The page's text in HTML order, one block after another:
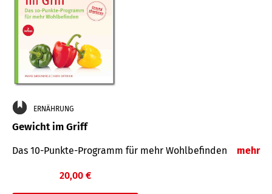
ERNÄHRUNG
Gewicht im Griff
Das 10-Punkte-Programm für mehr Wohlbefinden mehr
20,00 €